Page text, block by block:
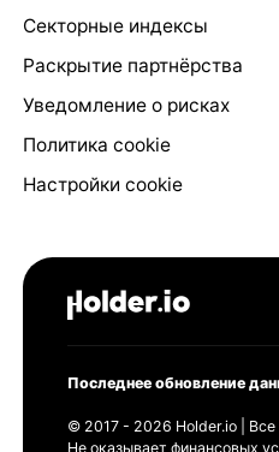
Секторные индексы
Раскрытие партнёрства
Уведомление о рисках
Политика cookie
Настройки cookie
Последнее обновление
© 2017 - 2026 Holder.io |
Не оказывает финансовых